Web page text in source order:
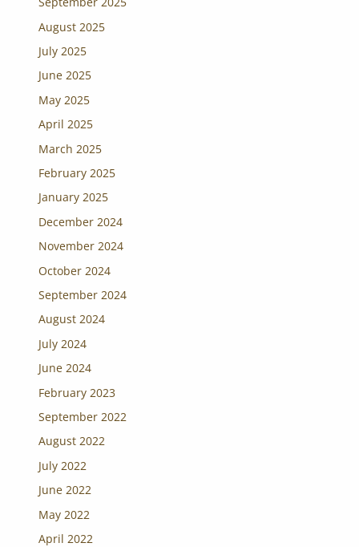
August 2025
July 2025
June 2025
May 2025
April 2025
March 2025
February 2025
January 2025
December 2024
November 2024
October 2024
September 2024
August 2024
July 2024
June 2024
February 2023
September 2022
August 2022
July 2022
June 2022
May 2022
April 2022